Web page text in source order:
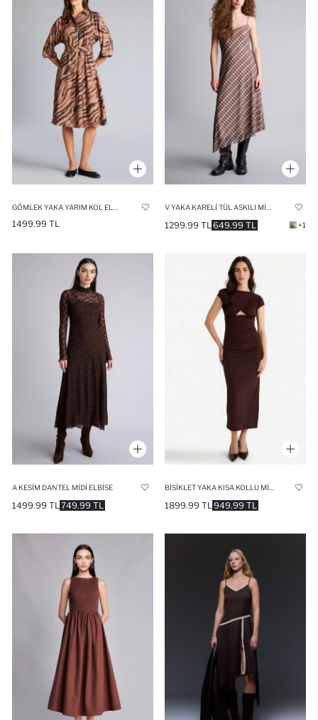
1499.99 TL 649.99 TL
1299.99 TL +1
A KESIM DANTEL MIDI ELBISE
749.99 TL
1499.99 TL 949.99 TL
1899.99 TL